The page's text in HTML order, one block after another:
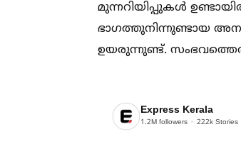
മുന്നറിയിപ്പുകള്‍
ഭാഗത്തുനിന്നുണ്ടായ
ഉയരുന്നുണ്ട്.
Express Kerala
1.2M followers 222k Stories